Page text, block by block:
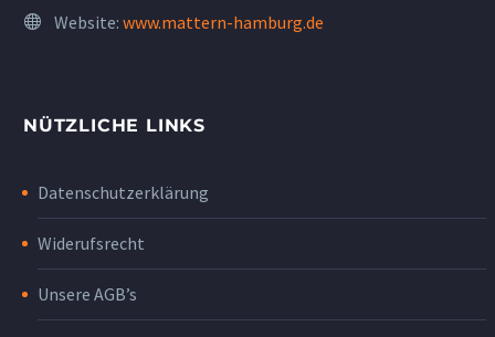
Website: www.mattern-hamburg.de
NÜTZLICHE LINKS
Datenschutzerklärung
Widerufsrecht
Unsere AGB’s